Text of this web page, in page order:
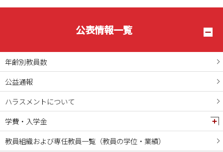
公表情報一覧
年齢別教員数
公益通報
ハラスメントについて
学費・入学金
教員組織および専任教員一覧（教員の学位・業績）